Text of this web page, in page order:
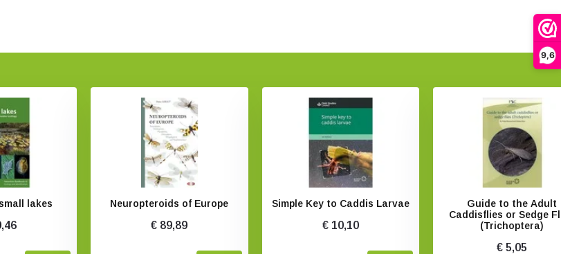
9,6
lakes Neuropteroids of Europe
€ 89,89
Simple Key to Caddis Larvae
€ 10,10
Guide to the Adult
Caddisflies or Sedge
(Trichoptera)
€ 5,05